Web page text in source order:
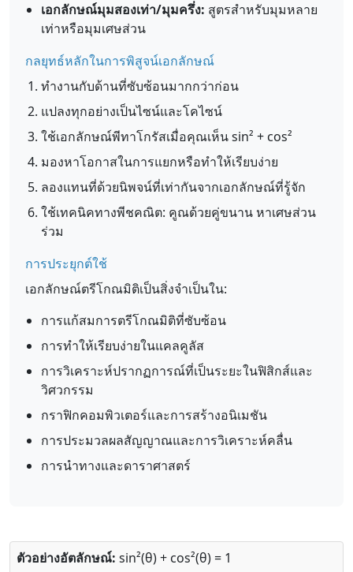
เอกลักษณ์มุมสองเท่า/มุมครึ่ง: สูตรสำหรับมุมหลาย
เท่าหรือมุมเศษส่วน
กลยุทธ์หลักในการพิสูจน์เอกลักษณ์
ทำงานกับด้านที่ซับซ้อนมากกว่าก่อน
แปลงทุกอย่างเป็นไซน์และโคไซน์
ใช้เอกลักษณ์พีทาโกรัสเมื่อคุณเห็น sin² + cos²
มองหาโอกาสในการแยกหรือทำให้เรียบง่าย
ลองแทนที่ด้วยนิพจน์ที่เท่ากันจากเอกลักษณ์ที่รู้จัก
ใช้เทคนิคทางพีชคณิต: คูณด้วยคู่ขนาน หาเศษส่วน
ร่วม
การประยุกต์ใช้
เอกลักษณ์ตรีโกณมิติเป็นสิ่งจำเป็นใน:
การแก้สมการตรีโกณมิติที่ซับซ้อน
การทำให้เรียบง่ายในแคลคูลัส
การวิเคราะห์ปรากฏการณ์ที่เป็นระยะในฟิสิกส์และ
วิศวกรรม
กราฟิกคอมพิวเตอร์และการสร้างอนิเมชัน
การประมวลผลสัญญาณและการวิเคราะห์คลื่น
การนำทางและดาราศาสตร์
ตัวอย่างอัตลักษณ์: sin²(θ) + cos²(θ) = 1